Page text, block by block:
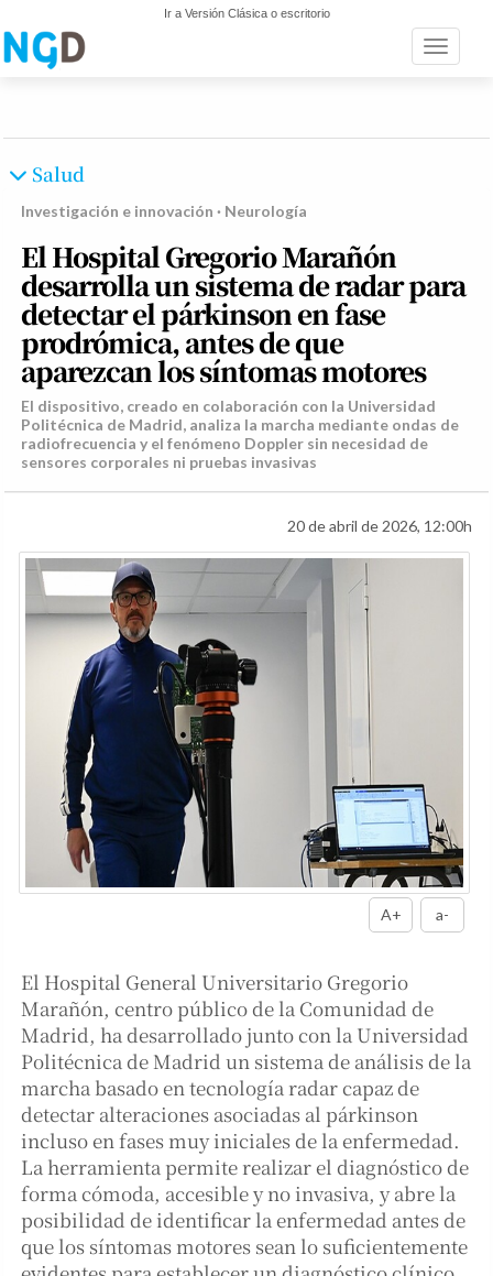
Ir a Versión Clásica o escritorio
Toggle
Salud
Investigación e innovación · Neurología
El Hospital Gregorio Marañón
desarrolla un sistema de radar para
detectar el párkinson en fase
prodrómica, antes de que
aparezcan los síntomas motores
El dispositivo, creado en colaboración con la Universidad
Politécnica de Madrid, analiza la marcha mediante ondas de
radiofrecuencia y el fenómeno Doppler sin necesidad de
sensores corporales ni pruebas invasivas
20 de abril de 2026, 12:00h
A+ a-
El Hospital General Universitario Gregorio
Marañón, centro público de la Comunidad de
Madrid, ha desarrollado junto con la Universidad
Politécnica de Madrid un sistema de análisis de la
marcha basado en tecnología radar capaz de
detectar alteraciones asociadas al párkinson
incluso en fases muy iniciales de la enfermedad.
La herramienta permite realizar el diagnóstico de
forma cómoda, accesible y no invasiva, y abre la
posibilidad de identificar la enfermedad antes de
que los síntomas motores sean lo suficientemente